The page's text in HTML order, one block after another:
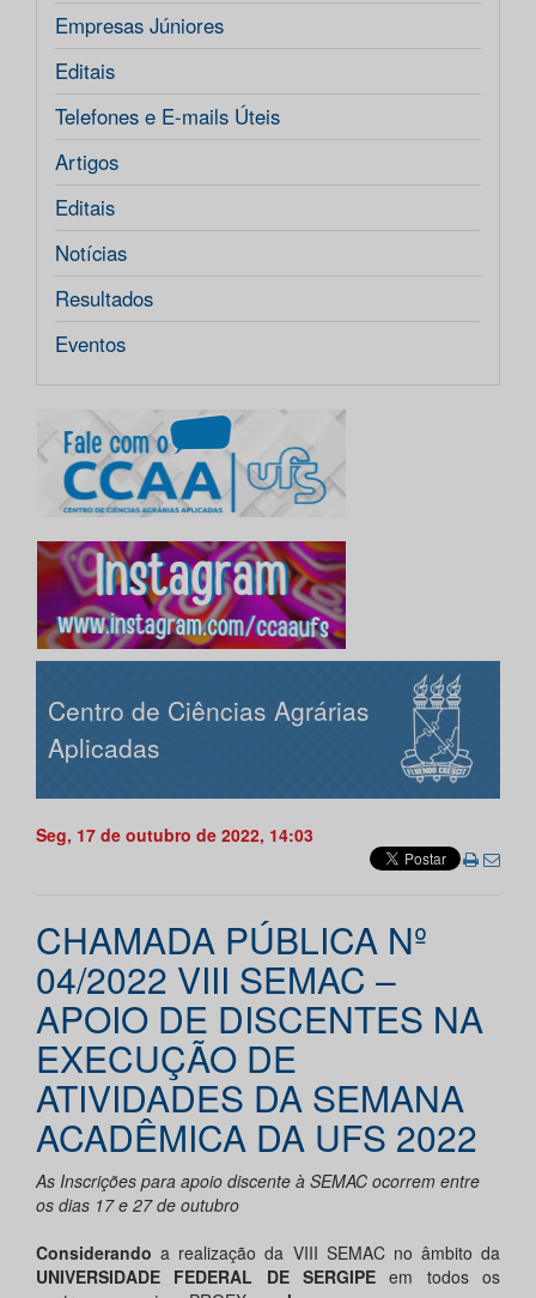
Empresas Júniores
Editais
Telefones e E-mails Úteis
Artigos
Editais
Notícias
Resultados
Eventos
Centro de Ciências Agrárias
Aplicadas
Seg, 17 de outubro de 2022, 14:03
CHAMADA PÚBLICA Nº
04/2022 VIII SEMAC –
APOIO DE DISCENTES NA
EXECUÇÃO DE
ATIVIDADES DA SEMANA
ACADÊMICA DA UFS 2022
As Inscrições para apoio discente à SEMAC ocorrem entre
os dias 17 e 27 de outubro
Considerandoa realização da VIII SEMAC no âmbito da
UNIVERSIDADE FEDERAL DE SERGIPEem todos os